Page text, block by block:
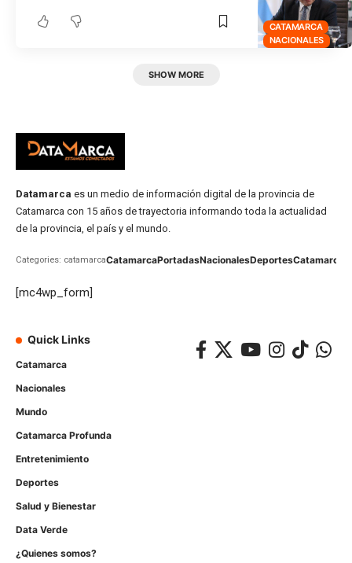
CATAMARCA
NACIONALES
SHOW MORE
Datamarca es un medio de información digital de la provincia de
Catamarca con 15 años de trayectoria informando toda la actualidad
de la provincia, el país y el mundo.
Categories: catamarcaCatamarcaPortadasNacionalesDeportesCatamarca
[mc4wp_form]
Quick Links
Catamarca
Nacionales
Mundo
Catamarca Profunda
Entretenimiento
Deportes
Salud y Bienestar
Data Verde
¿Quienes somos?